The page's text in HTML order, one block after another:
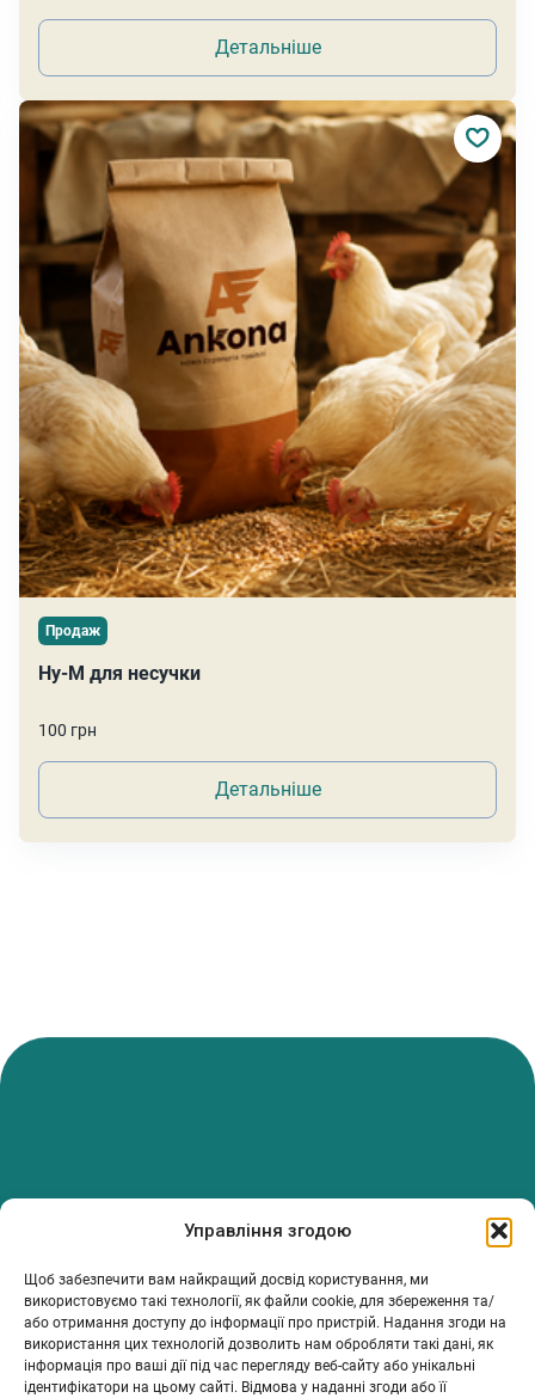
Управління згодою
Щоб забезпечити вам найкращий досвід користування, ми
використовуємо такі технології, як файли cookie, для збереження та/
або отримання доступу до інформації про пристрій. Надання згоди на
використання цих технологій дозволить нам обробляти такі дані, як
інформація про ваші дії під час перегляду веб-сайту або унікальні
ідентифікатори на цьому сайті. Відмова у наданні згоди або її
Детальніше
Продаж
Hy-M для несучки
100 грн
Детальніше
PanTerrea — спільнота, що дбає про фермерів.
Ми об’єднуємо людей, досвід і рішення, щоб допомагати вам
розвивати ферму з упевненістю та підтримкою.
ТОВ Пантерея
ЄДРПОУ 46213847
76018, Україна, Івано-Франківський р-н, Івано-Франківська
обл., місто Івано-Франківськ, вулиця Сахарова Академіка,